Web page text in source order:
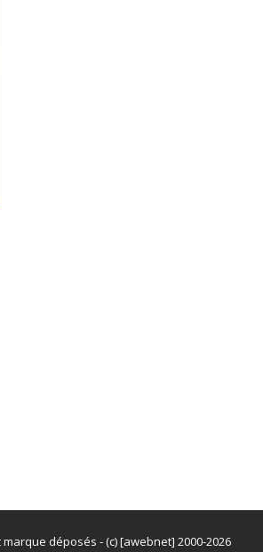
déposés - (c) [awebnet] 2000-2026